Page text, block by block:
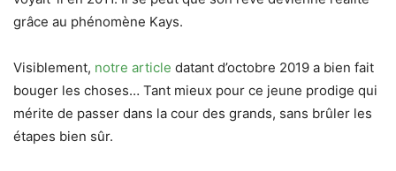
grâce au phénomène Kays.
Visiblement, notre article datant d’octobre 2019 a bien fait
bouger les choses… Tant mieux pour ce jeune prodige qui
mérite de passer dans la cour des grands, sans brûler les
étapes bien sûr.